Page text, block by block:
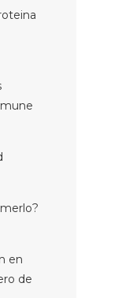
en
de